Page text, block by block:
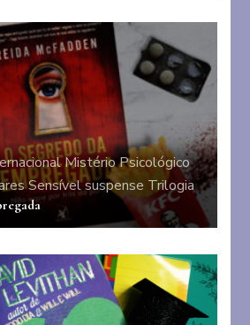
MistérioPsicológico
Sensívelsuspense Trilogia